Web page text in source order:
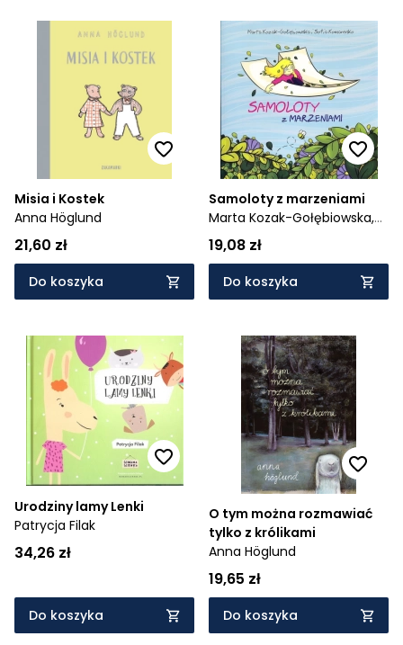
Misia i Kostek
Anna Höglund
21,60 zł
Do koszyka
Samoloty z marzeniami
Marta Kozak-Gołębiowska,
Sofia Komarenko
19,08 zł
Do koszyka
Urodziny lamy Lenki
Patrycja Filak
34,26 zł
Do koszyka
O tym można rozmawiać
tylko z królikami
Anna Höglund
19,65 zł
Do koszyka